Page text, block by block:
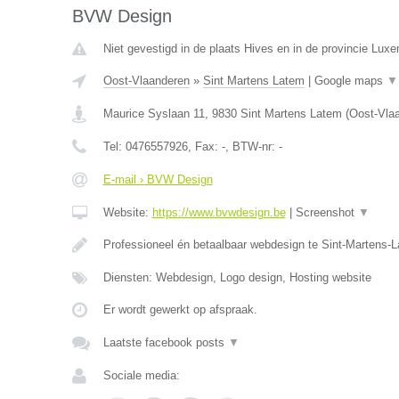
BVW Design
Niet gevestigd in de plaats Hives en in de provincie
Oost-Vlaanderen» Sint Martens Latem Google maps ▼
Maurice Syslaan 11, 9830 Sint Martens Latem (Oost-
Tel: 0476557926, Fax: -, BTW-nr: -
E-mail › BVW Design
Website: https://www.bvwdesign.be| Screenshot ▼
Professioneel én betaalbaar webdesign te Sint-Martens-
Diensten: Webdesign, Logo design, Hosting website
Er wordt gewerkt op afspraak.
Laatste facebook posts ▼
Sociale media: